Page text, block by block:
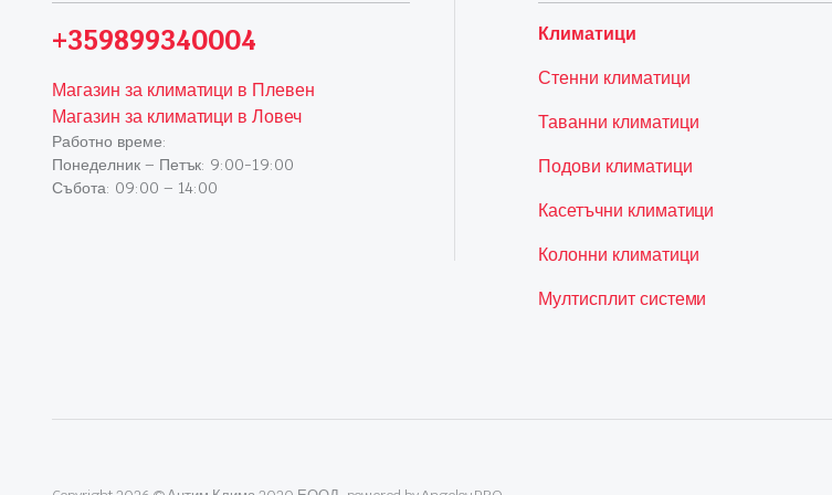
+359899340004
Магазин за климатици в Плевен
Магазин за климатици в Ловеч
Работно време:
Понеделник – Петък: 9:00-19:00
Събота: 09:00 – 14:00
Климатици
Стенни климатици
Таванни климатици
Подови климатици
Касетъчни климатици
Колонни климатици
Мултисплит системи